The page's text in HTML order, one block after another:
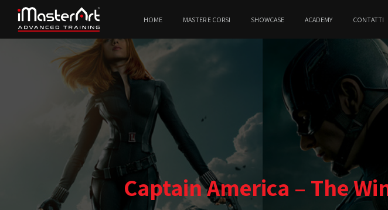
HOME MASTER E CORSI SHOWCASE ACADEMY CONTATTI
Captain America – The